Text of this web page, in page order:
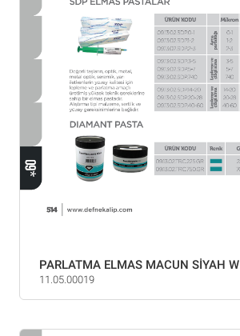
PARLATMA ELMAS MACUN SİYAH
11.05.00019